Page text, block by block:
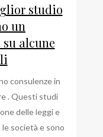
studio
un
alcune
consulenze in
. Questi studi
delle leggi e
società e sono